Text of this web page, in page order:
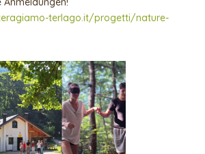
terlago.it/progetti/nature-